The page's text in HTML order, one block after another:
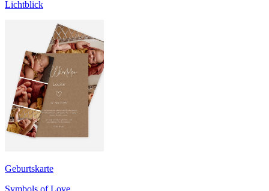
Lichtblick
Geburtskarte
Symbols of Love